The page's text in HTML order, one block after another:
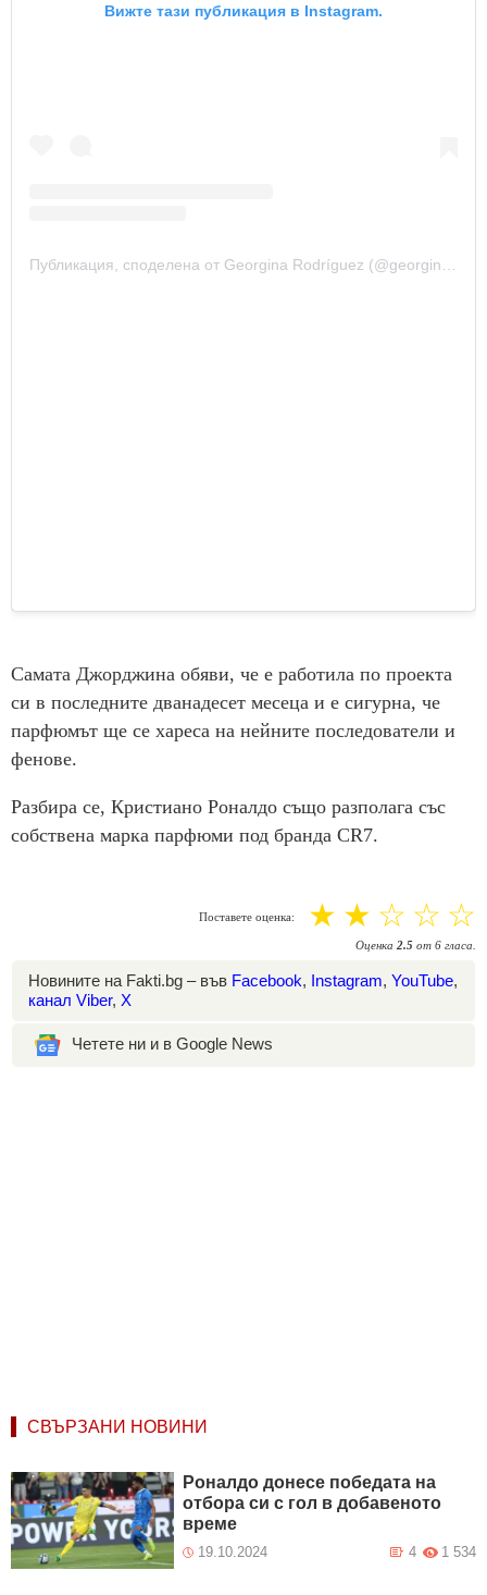
Вижте тази публикация в Instagram.
Самата Джорджина обяви, че е работила по проекта
си в последните дванадесет месеца и е сигурна, че
парфюмът ще се хареса на нейните последователи и
фенове.
Разбира се, Кристиано Роналдо също разполага със
собствена марка парфюми под бранда CR7.
Поставете оценка: ☆
☆
☆
☆
☆
Оценка 2.5 от 6 гласа.
Новините на Fakti.bg – във Facebook, Instagram, YouTube,
канал Viber, X
Четете ни и в Google News
СВЪРЗАНИ НОВИНИ
Роналдо донесе победата на
отбора си с гол в добавеното
време
19.10.2024 1 534
4